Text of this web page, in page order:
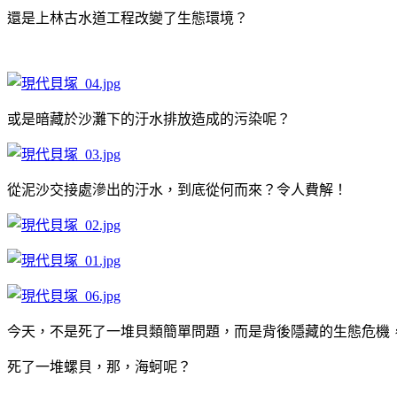
還是上林古水道工程改變了生態環境？
或是暗藏於沙灘下的汙水排放造成的污染呢？
從泥沙交接處滲出的汙水，到底從何而來？令人費解！
今天，不是死了一堆貝類簡單問題，而是背後隱藏的生態危
死了一堆螺貝，那，海蚵呢？